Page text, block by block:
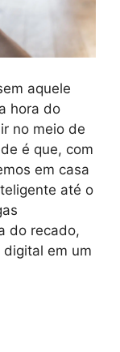
aquele
hora do
no meio de
é que, com
em casa
até o
do recado,
em um